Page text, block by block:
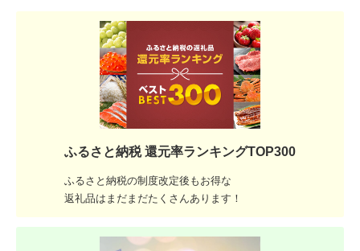
ふるさと納税 還元率ランキングTOP300
ふるさと納税の制度改定後もお得な
返礼品はまだまだたくさんあります！